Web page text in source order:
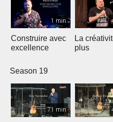
1 min
Construire avec
excellence
La
plus
Season 19
71 min